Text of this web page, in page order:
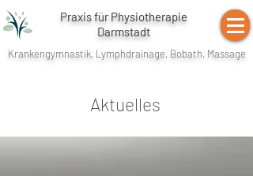
Praxis für Physiotherapie
Darmstadt
Krankengymnastik, Lymphdrainage, Bobath, Massage
Aktuelles